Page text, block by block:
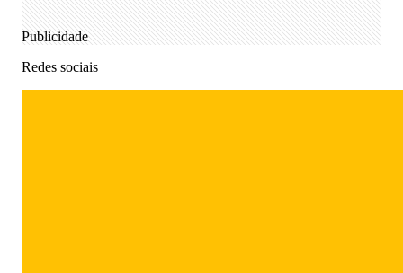
Publicidade
Redes sociais